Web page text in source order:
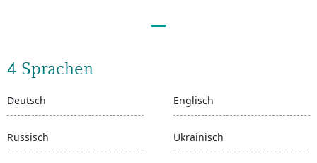
4 Sprachen
Deutsch Englisch
Russisch Ukrainisch